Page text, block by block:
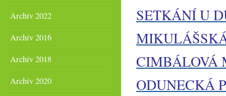
Archív 2022
Archív 2016
Archív 2018
Archív 2020
SETKÁNÍ U
CIMBÁLOVÁ
ODUNECKÁ